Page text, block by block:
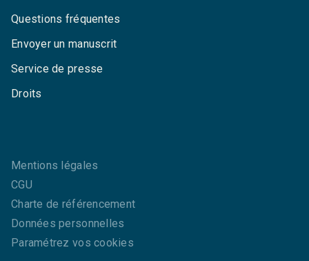
Questions fréquentes
Envoyer un manuscrit
Service de presse
Droits
Mentions légales
CGU
Charte de référencement
Données personnelles
Paramétrez vos cookies